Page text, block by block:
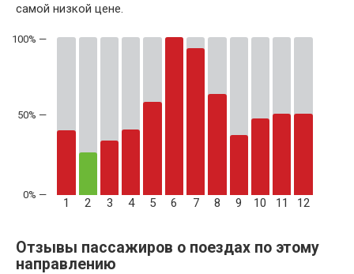
самой низкой цене.
50% —
1 2 3 4 5 6 7 8 9 10 11 12
Отзывы пассажиров о поездах по этому
направлению